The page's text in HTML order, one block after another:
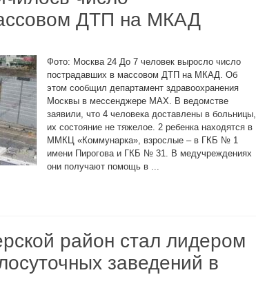
ДТП на МКАД
Фото: Москва 24 До 7 человек выросло число
пострадавших в массовом ДТП на МКАД. Об
этом сообщил департамент здравоохранения
Москвы в мессенджере MAX. В ведомстве
заявили, что 4 человека доставлены в больницы,
их состояние не тяжелое. 2 ребенка находятся в
ММКЦ «Коммунарка», взрослые – в ГКБ № 1
имени Пирогова и ГКБ № 31. В медучреждениях
они получают помощь в ...
район стал лидером
заведений в